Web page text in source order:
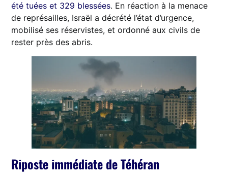
été tuées et 329 blessées. En réaction à la menace
de représailles, Israël a décrété l’état d’urgence,
mobilisé ses réservistes, et ordonné aux civils de
rester près des abris.
Riposte immédiate de Téhéran